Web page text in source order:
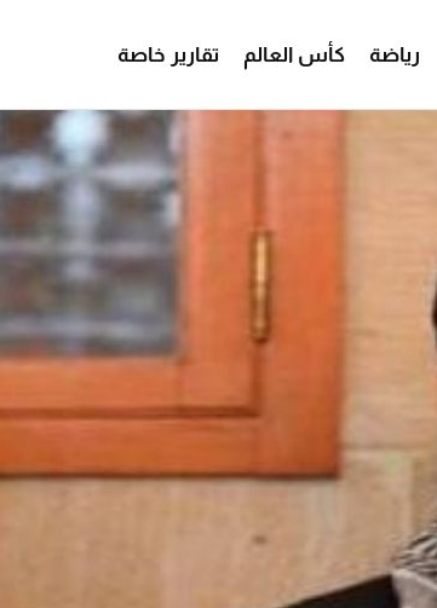
رياضة كأس العالم تقارير خاصة